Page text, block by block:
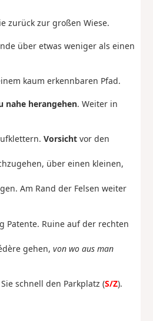
zurück zur großen Wiese.
über etwas weniger als einen
kaum erkennbaren Pfad.
nahe herangehen. Weiter in
Vorsichtvor den
über einen kleinen,
Am Rand der Felsen weiter
Patente. Ruine auf der rechten
gehen, von wo aus man
schnell den Parkplatz (S/Z).